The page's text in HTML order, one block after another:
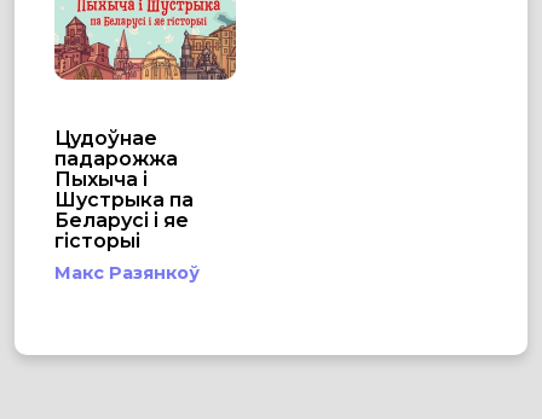
Цудоўнае
падарожжа
Пыхыча і
Шустрыка па
Беларусі і яе
гісторыі
Макс Разянкоў